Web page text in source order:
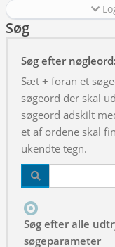
Søg
Søg efter nøgleord:
Sæt + foran et
søgeord der skal
søgeord adskilt
et af ordene skal
ukendte tegn.
Søg efter alle
søgeparameter